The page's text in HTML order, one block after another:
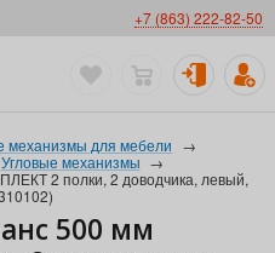
+7 (863) 222-82-50
механизмы для мебели →
Угловые механизмы →
2 полки, 2 доводчика, левый,
500 мм